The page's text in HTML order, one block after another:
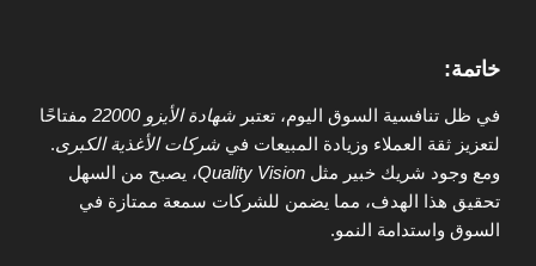
خاتمة:
في ظل تنافسية السوق اليوم، تعتبر شهادة الأيزو 22000
مفتاحًا
لتعزيز ثقة العملاء وزيادة المبيعات في شركات الأغذية الكبرى.
ومع وجود شريك خبير مثل Quality Vision، يصبح من السهل
تحقيق هذا الهدف، مما يضمن للشركات سمعة ممتازة في
السوق واستدامة النمو.